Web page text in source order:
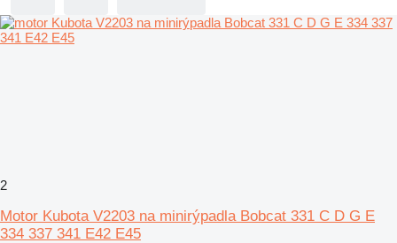
2
Motor Kubota V2203 na minirýpadla Bobcat 331 C D G E
334 337 341 E42 E45